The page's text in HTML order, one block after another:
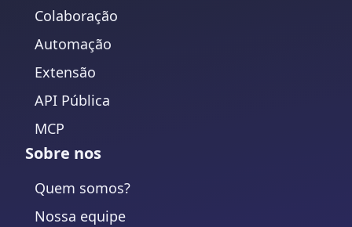
Colaboração
Automação
Extensão
API Pública
MCP
Sobre nos
Quem somos?
Nossa equipe